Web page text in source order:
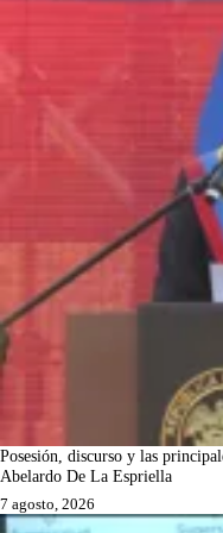
Posesión, discurso y las
Abelardo De La Espriella
7 agosto, 2026